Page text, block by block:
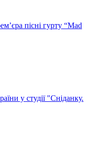
пісні гурту “Mad
у студії "Сніданку.